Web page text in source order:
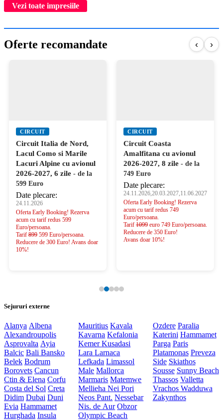
Vezi toate impresiile
Oferte recomandate ‹ ›
CIRCUIT
Circuit Italia de Nord,
Lacul Como si Marile
Lacuri Alpine cu avionul
2026-2027, 6 zile - de la
599 Euro
Date plecare:
24.11.2026
Oferta Early Booking! Rezerva
acum cu tarif redus 599
Euro/persoana.
Tarif 899 599 Euro/persoana.
Reducere de 300 Euro! Avans doar
10%!
CIRCUIT
Circuit Coasta
Amalfitana cu avionul
2026-2027, 8 zile - de la
749 Euro
Date plecare:
24.11.2026,20.03.2027,11.06.2027
Oferta Early Booking! Rezerva
acum cu tarif redus 749
Euro/persoana.
Tarif 1099 euro 749 Euro/persoana.
Reducere de 350 Euro!
Avans doar 10%!
Sejururi externe
Alanya Albena
Alexandroupolis
Asprovalta Ayia
Balcic Bali Bansko
Belek Bodrum
Borovets Cancun
Ctin & Elena Corfu
Costa del Sol Creta
Didim Dubai Duni
Evia Hammamet
Hurghada Insula
Mauritius Kavala
Kavarna Kefalonia
KemerKusadasi
LaraLarnaca
Lefkada Limassol
Male Mallorca
Marmaris Matemwe
MelliehaNei Pori
Neos Pant. Nessebar
Nis. de Aur Obzor
Olympic Beach
Ozdere Paralia
Katerini Hammamet
Parga Paris
Platamonas Preveza
Side Skiathos
Sousse Sunny Beach
Thassos Valletta
Vrachos Wadduwa
Zakynthos